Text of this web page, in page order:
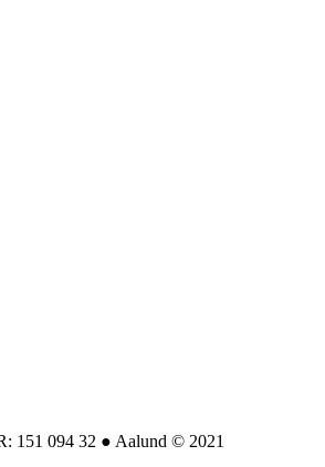
151 094 32 ● Aalund © 2021